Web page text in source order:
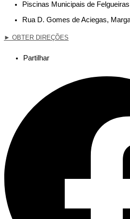
Piscinas Municipais de Felgueiras
Rua D. Gomes de Aciegas,
► OBTER DIREÇÕES
Partilhar